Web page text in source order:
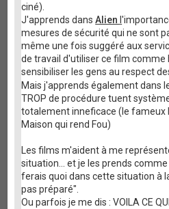
ciné).
J'apprends dansAlien l
mesures de sécurité qui ne sont
même une fois suggéré aux
de travail d'utiliser ce film comme
sensibiliser les gens au respect
Mais j'apprends également dans
TROP de procédure tuent
totalement inneficace (le fameux
Maison qui rend Fou)
Les films m'aident à me
situation... et je les prends
ferais quoi dans cette situation à
pas préparé".
Ou parfois je me dis : VOILA CE